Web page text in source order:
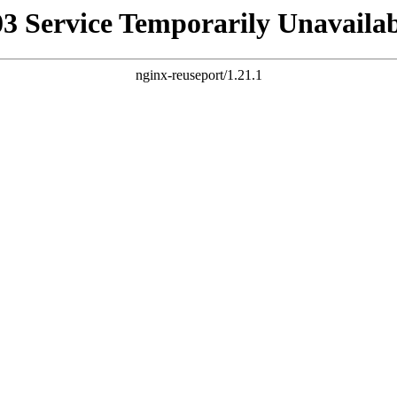
Service Temporarily
nginx-reuseport/1.21.1